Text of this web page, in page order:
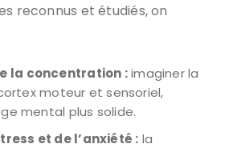
reconnus et étudiés, on
la concentration :imaginer la
moteur et sensoriel,
mental plus solide.
et de l’anxiété : la